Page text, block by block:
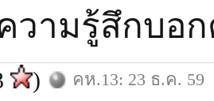
วามรู้สึกบอ
) คห.13: 23 ธ.ค. 59